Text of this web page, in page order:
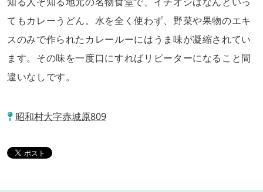
てもカレーうどん。水を全く使わず、野菜や果物のエキ
スのみで作られたカレールーにはうま味が凝縮されてい
ます。その味を一度口にすればリピーターになること間
違いなしです。
昭和村大字赤城原809